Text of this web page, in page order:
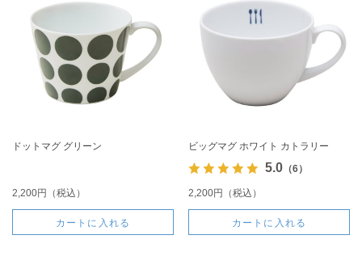
ドットマグ グリーン
2,200円（税込）
カートに入れる
ビッグマグ ホワイト カトラリー
5.0（6）
2,200円（税込）
カートに入れる